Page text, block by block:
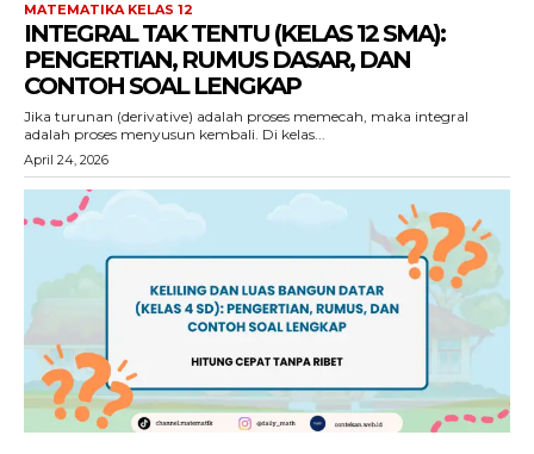
MATEMATIKA KELAS 12
INTEGRAL TAK TENTU (KELAS 12 SMA):
PENGERTIAN, RUMUS DASAR, DAN
CONTOH SOAL LENGKAP
Jika turunan (derivative) adalah proses memecah, maka integral
adalah proses menyusun kembali. Di kelas...
April 24, 2026